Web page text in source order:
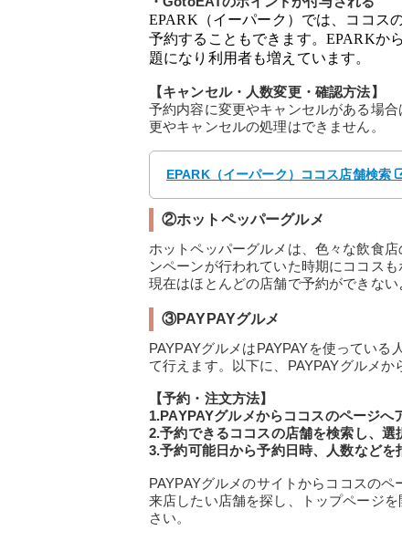
EPARK（イーパーク）では、ココス
予約することもできます。EPARKか
題になり利用者も増えています。
【キャンセル・人数変更・確認方法】
予約内容に変更やキャンセルがある場
更やキャンセルの処理はできません。
EPARK（イーパーク）ココス店舗検索
②ホットペッパーグルメ
ホットペッパーグルメは、色々な飲食
ンペーンが行われていた時期にココス
現在はほとんどの店舗で予約ができない
③PAYPAYグルメ
PAYPAYグルメはPAYPAYを使ってい
て行えます。以下に、PAYPAYグルメか
【予約・注文方法】
1.PAYPAYグルメからココスのページへ
2.予約できるココスの店舗を検索し、選
3.予約可能日から予約日時、人数などを
PAYPAYグルメのサイトからココスの
来店したい店舗を探し、トップページ
さい。